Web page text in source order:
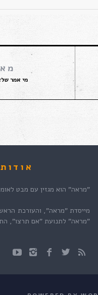
מי אמר
"מראה" הוא מגזין עם מבט
מייסדת "מראה", והעורכת
"מראה" לתנועת "אם תרצו",